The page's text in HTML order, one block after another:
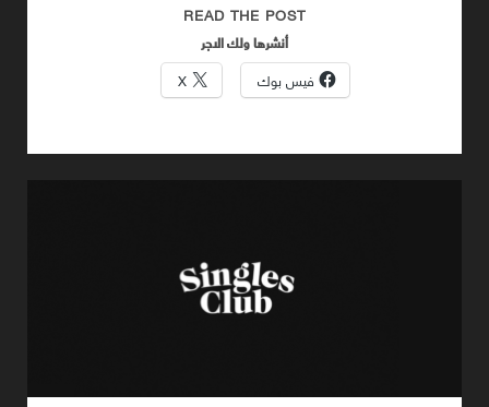
READ THE POST
المفقودة
أنشرها ولك الاجر
فيس بوك X